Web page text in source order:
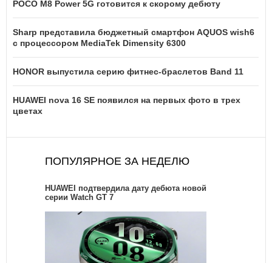
POCO M8 Power 5G готовится к скорому дебюту
Sharp представила бюджетный смартфон AQUOS wish6
с процессором MediaTek Dimensity 6300
HONOR выпустила серию фитнес-браслетов Band 11
HUAWEI nova 16 SE появился на первых фото в трех
цветах
ПОПУЛЯРНОЕ ЗА НЕДЕЛЮ
HUAWEI подтвердила дату дебюта новой
серии Watch GT 7